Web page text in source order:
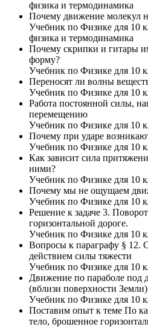
физика и термодинамика
Почему движение молекул
Учебник по Физике для 10
физика и термодинамика
Почему скрипки и гитары
форму?
Учебник по Физике для 10
Переносят ли волны
Учебник по Физике для 10
Работа постоянной силы,
перемещению
Учебник по Физике для 10
Почему при ударе
Учебник по Физике для 10
Как зависит сила
ними?
Учебник по Физике для 10
Почему мы не ощущаем
Учебник по Физике для 10
Решение к задаче 3.
горизонтальной дороге.
Учебник по Физике для 10
Вопросы к параграфу § 12.
действием силы тяжести
Учебник по Физике для 10
Движение по параболе под
(вблизи поверхности Земли)
Учебник по Физике для 10
Поставим опыт к теме По
тело, брошенное